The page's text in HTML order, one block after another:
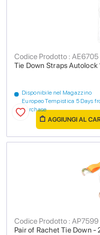
Tie Down Straps
Codice Prodotto : AE6705
Disponibile nel Magazzino
Europeo Tempistica 5 Days
purchase
AGGIUNGI AL
Pair of Rachet Tie Down -
Codice Prodotto : AP7599